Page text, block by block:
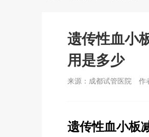
遗传性血小
用是多少
来源：成都试管医院 作
遗传性血小板